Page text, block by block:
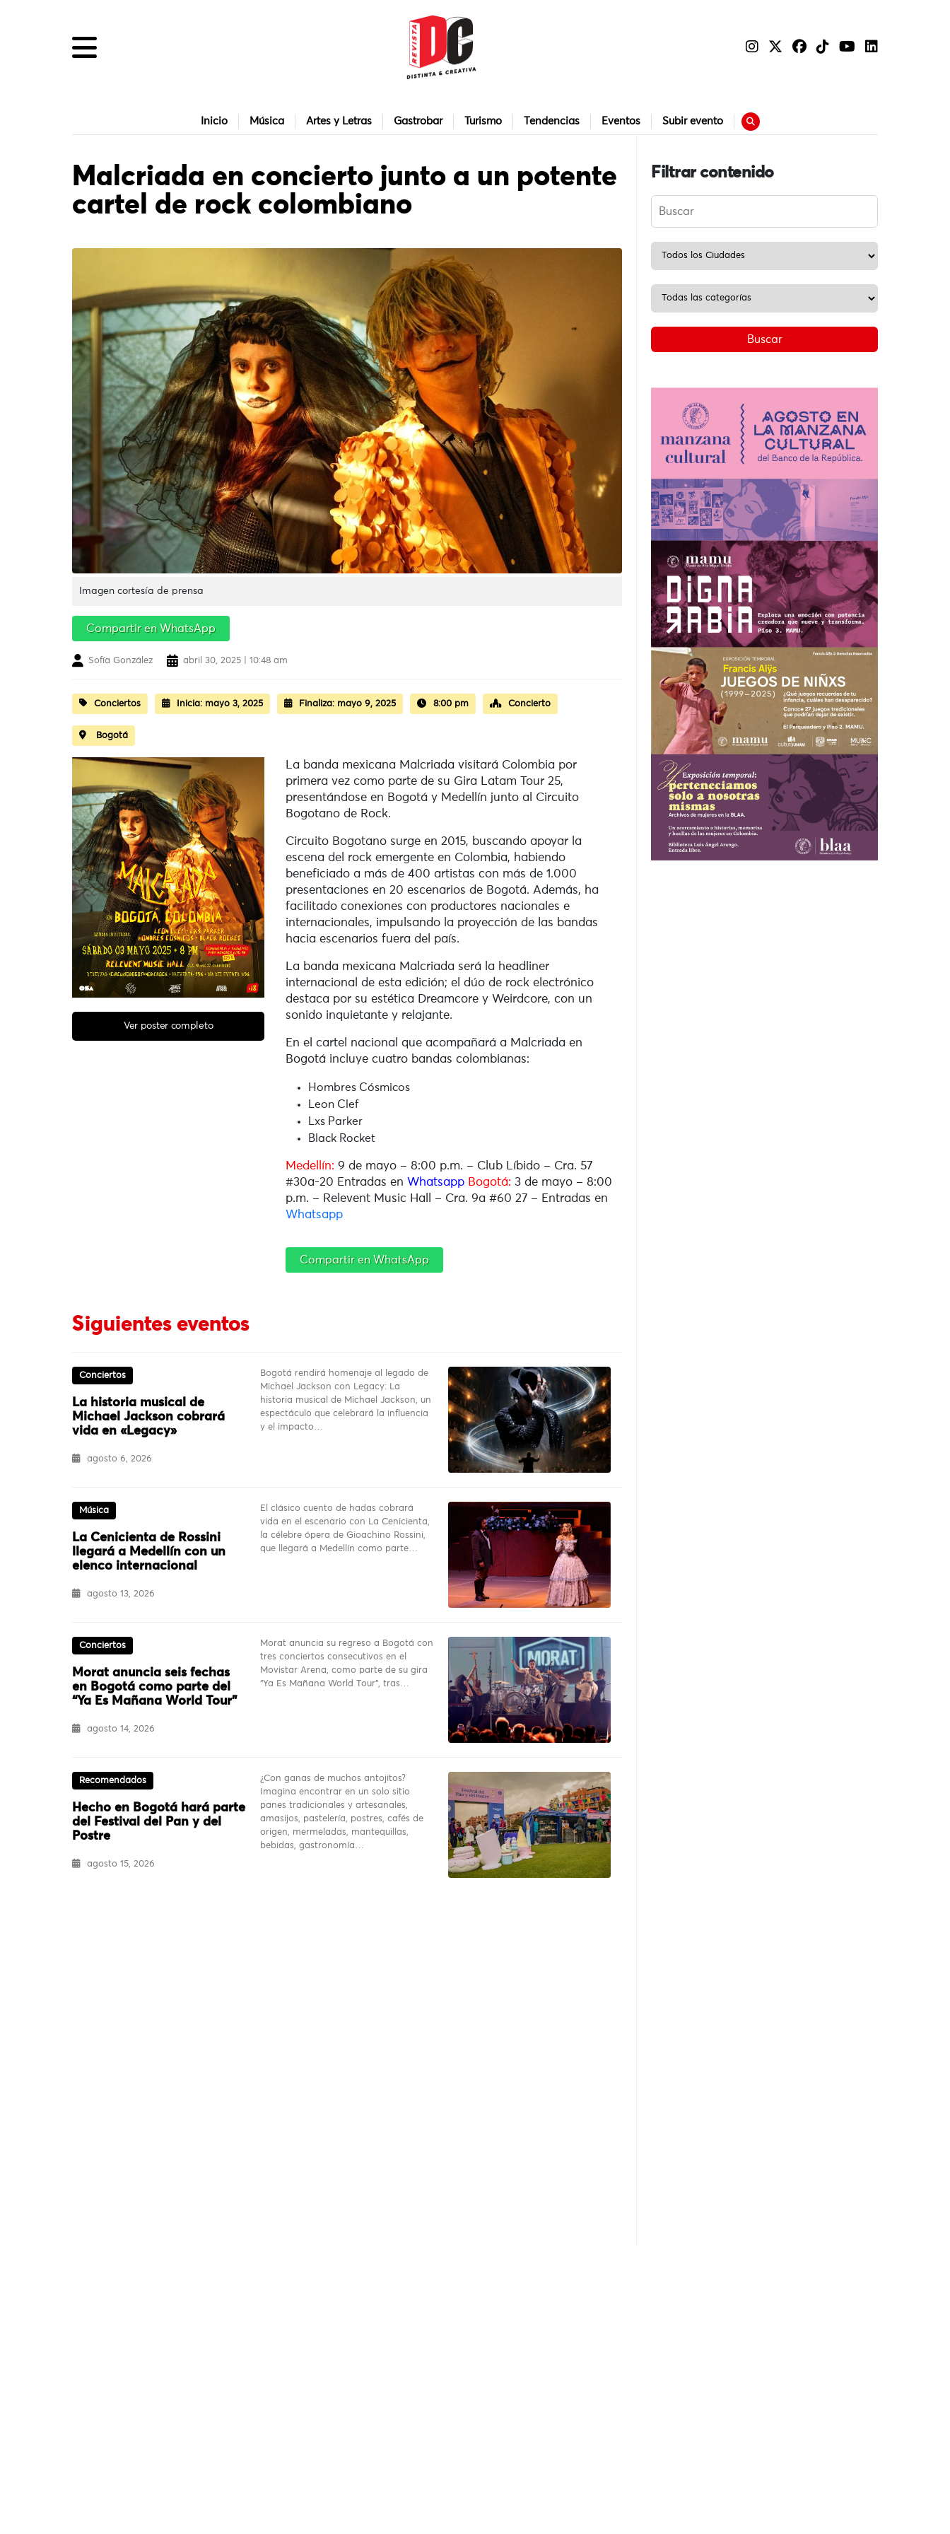
Inicio Música Artes y Letras Gastrobar Turismo Tendencias Eventos Subir evento
Malcriada en concierto junto a un potente
cartel de rock colombiano
Imagen cortesía de prensa
Compartir en WhatsApp
Sofía González abril 30, 2025 | 10:48 am
Conciertos Inicia: mayo 3, 2025 Finaliza: mayo 9, 2025 8:00 pm Concierto
Bogotá
Ver poster completo
La banda mexicana Malcriada visitará Colombia por
primera vez como parte de su Gira Latam Tour 25,
presentándose en Bogotá y Medellín junto al Circuito
Bogotano de Rock.
Circuito Bogotano surge en 2015, buscando apoyar la
escena del rock emergente en Colombia, habiendo
beneficiado a más de 400 artistas con más de 1.000
presentaciones en 20 escenarios de Bogotá. Además, ha
facilitado conexiones con productores nacionales e
internacionales, impulsando la proyección de las bandas
hacia escenarios fuera del país.
La banda mexicana Malcriada será la headliner
internacional de esta edición; el dúo de rock electrónico
destaca por su estética Dreamcore y Weirdcore, con un
sonido inquietante y relajante.
En el cartel nacional que acompañará a Malcriada en
Bogotá incluye cuatro bandas colombianas:
Hombres Cósmicos
Leon Clef
Lxs Parker
Black Rocket
Medellín: 9 de mayo – 8:00 p.m. – Club Líbido – Cra. 57
#30a-20 Entradas en Whatsapp Bogotá: 3 de mayo – 8:00
p.m. – Relevent Music Hall – Cra. 9a #60 27 – Entradas en
Whatsapp
Compartir en WhatsApp
Siguientes eventos
Conciertos
La historia musical de
Michael Jackson cobrará
vida en «Legacy»
agosto 6, 2026
Bogotá rendirá homenaje al legado de
Michael Jackson con Legacy: La
historia musical de Michael Jackson, un
espectáculo que celebrará la influencia
y el impacto…
Música
La Cenicienta de Rossini
llegará a Medellín con un
elenco internacional
agosto 13, 2026
El clásico cuento de hadas cobrará
vida en el escenario con La Cenicienta,
la célebre ópera de Gioachino Rossini,
que llegará a Medellín como parte…
Conciertos
Morat anuncia seis fechas
en Bogotá como parte del
“Ya Es Mañana World Tour”
agosto 14, 2026
Morat anuncia su regreso a Bogotá con
tres conciertos consecutivos en el
Movistar Arena, como parte de su gira
“Ya Es Mañana World Tour”, tras…
Recomendados
Hecho en Bogotá hará parte
del Festival del Pan y del
Postre
agosto 15, 2026
¿Con ganas de muchos antojitos?
Imagina encontrar en un solo sitio
panes tradicionales y artesanales,
amasijos, pastelería, postres, cafés de
origen, mermeladas, mantequillas,
bebidas, gastronomía…
Filtrar contenido